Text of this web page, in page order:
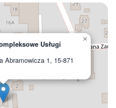
Usługi
Abramowicza 1, 15-871
×